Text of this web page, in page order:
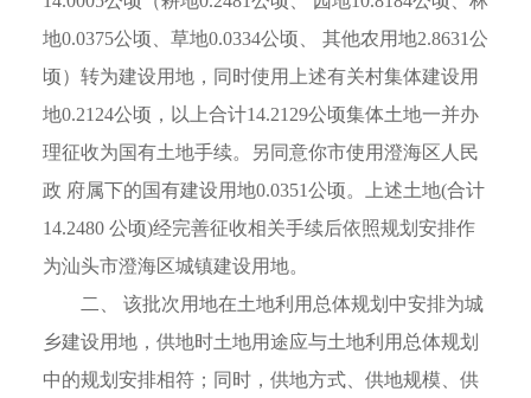
地0.0375公顷、草地0.0334公顷、 其他农用地2.8631公
顷）转为建设用地，同时使用上述有关村集体建设用
地0.2124公顷，以上合计14.2129公顷集体土地一并办
理征收为国有土地手续。另同意你市使用澄海区人民
政 府属下的国有建设用地0.0351公顷。上述土地(合计
14.2480 公顷)经完善征收相关手续后依照规划安排作
为汕头市澄海区城镇建设用地。
二、 该批次用地在土地利用总体规划中安排为城
乡建设用地，供地时土地用途应与土地利用总体规划
中的规划安排相符；同时，供地方式、供地规模、供